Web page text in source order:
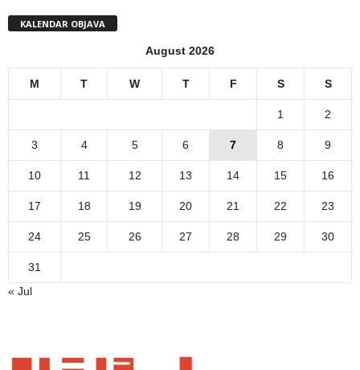
KALENDAR OBJAVA
August 2026
M T W T F S S
1 2
3 4 5 6 7 8 9
10 11 12 13 14 15 16
17 18 19 20 21 22 23
24 25 26 27 28 29 30
31
« Jul